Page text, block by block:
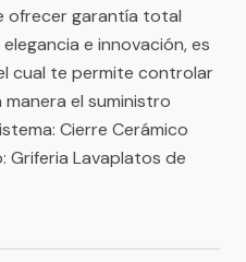
ofrecer garantía total
e innovación, es
cual te permite controlar
el suministro
Cierre Cerámico
Griferia Lavaplatos de